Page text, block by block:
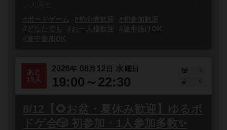
い人同士...
#ボードゲーム
#初心者歓迎
#初参加歓迎
#どなたでも
#お一人様歓迎
#途中抜けOK
#途中参加OK
あと
15人
2026年 08 月 12 日 水 曜日
19:00～22:30
5
8/12【🌻お盆・夏休み歓迎】ゆるボ
ドゲ会🎲 初参加・1人参加多数✨